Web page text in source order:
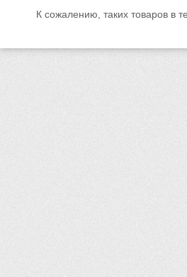
К сожалению, таких товаров в